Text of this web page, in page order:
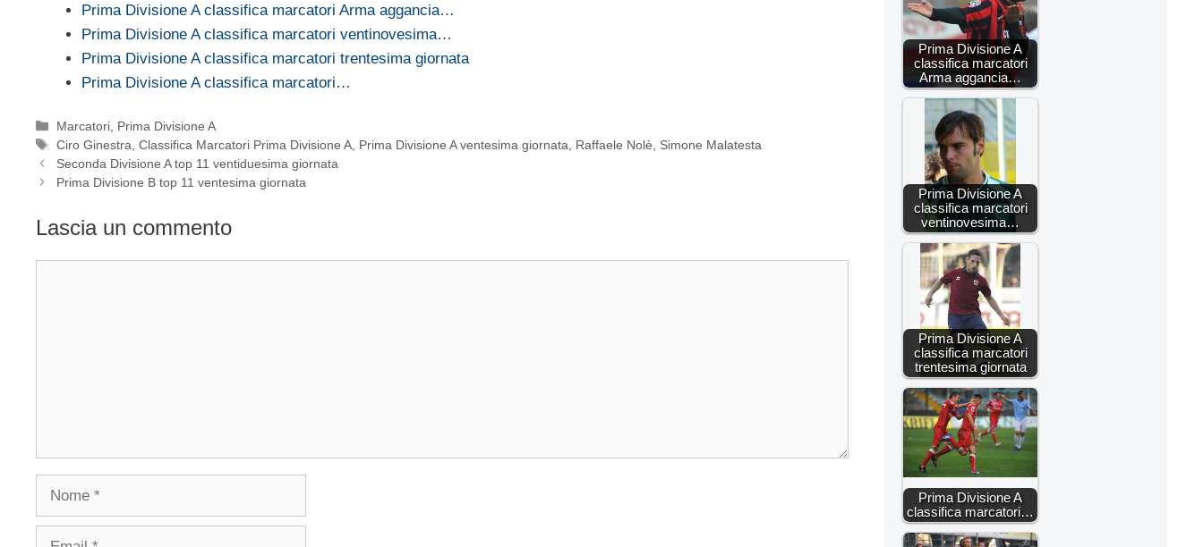
Prima Divisione A classifica marcatori Arma aggancia…
Prima Divisione A classifica marcatori ventinovesima…
Prima Divisione A classifica marcatori trentesima giornata
Prima Divisione A classifica marcatori…
Categorie
Marcatori Prima Divisione A
Tag
Ciro Ginestra ,Classifica Marcatori Prima Divisione A Prima Divisione A ventesima giornata Raffaele Nolè
Simone Malatesta
Seconda Divisione A top 11 ventiduesima giornata
Prima Divisione B top 11 ventesima giornata
Lascia un commento
Prima Divisione A
classifica marcatori
Arma aggancia…
Prima Divisione A
classifica marcatori
ventinovesima…
Prima Divisione A
classifica marcatori
trentesima giornata
Prima Divisione A
classifica marcatori…